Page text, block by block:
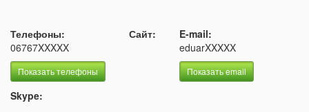
Телефоны:
06767XXXXX
Показать телефоны
Сайт:
E-mail:
eduarXXXXX
Показать email
Skype: